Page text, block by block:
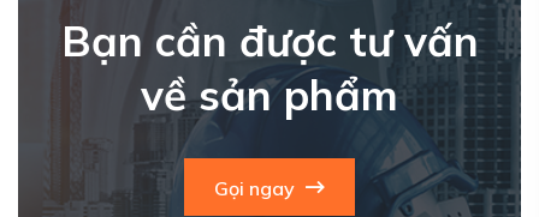
Bạn cần được tư vấn
về sản phẩm
Gọi ngay